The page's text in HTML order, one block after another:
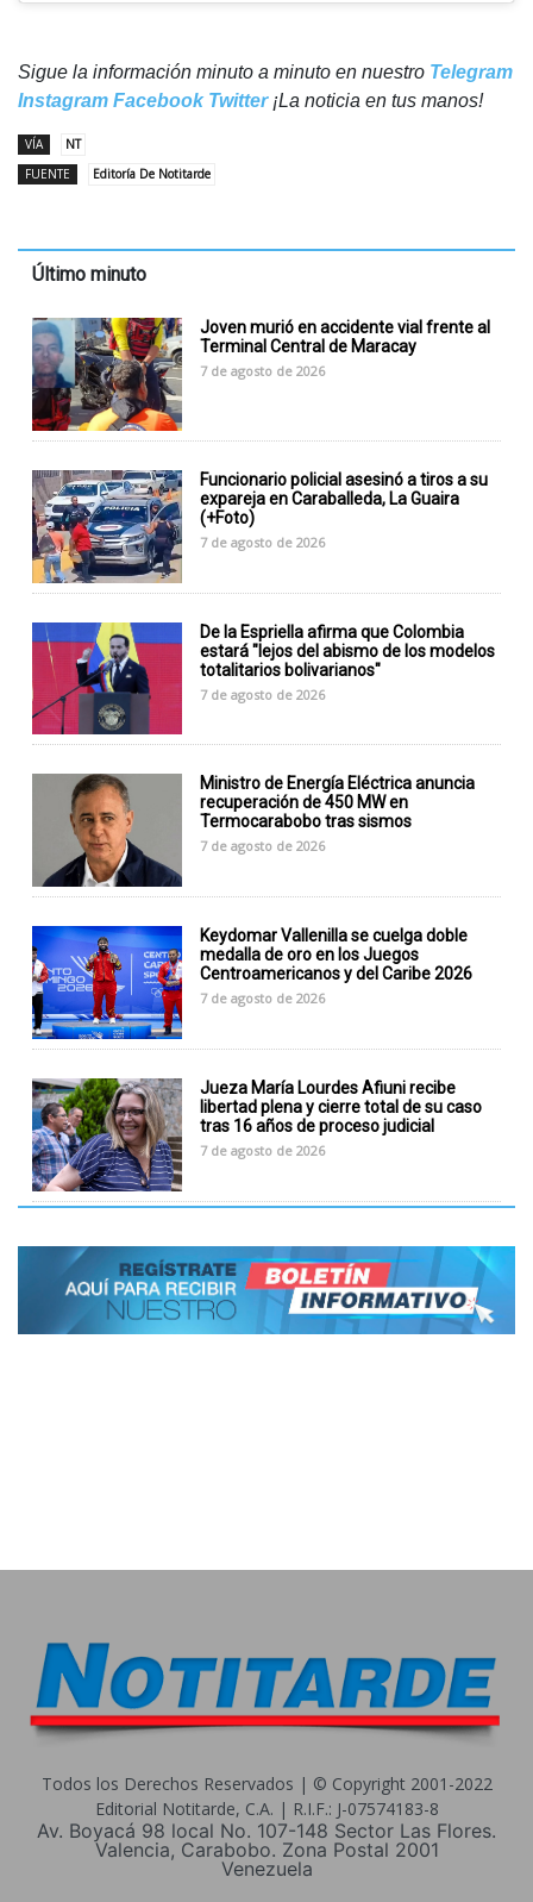
Sigue la información minuto a minuto en nuestro Telegram
Instagram Facebook Twitter¡La noticia en tus manos!
VÍA
NT
FUENTE
Editoría De Notitarde
Último minuto
Joven murió en accidente vial frente al
Terminal Central de Maracay
7 de agosto de 2026
Funcionario policial asesinó a tiros a su
expareja en Caraballeda, La Guaira
(+Foto)
7 de agosto de 2026
De la Espriella afirma que Colombia
estará "lejos del abismo de los modelos
totalitarios bolivarianos"
7 de agosto de 2026
Ministro de Energía Eléctrica anuncia
recuperación de 450 MW en
Termocarabobo tras sismos
7 de agosto de 2026
Keydomar Vallenilla se cuelga doble
medalla de oro en los Juegos
Centroamericanos y del Caribe 2026
7 de agosto de 2026
Jueza María Lourdes Afiuni recibe
libertad plena y cierre total de su caso
tras 16 años de proceso judicial
7 de agosto de 2026
Todos los Derechos Reservados | © Copyright 2001-2022
Editorial Notitarde, C.A. | R.I.F.: J-07574183-8
Av. Boyacá 98 local No. 107-148 Sector Las Flores.
Valencia, Carabobo. Zona Postal 2001
Venezuela